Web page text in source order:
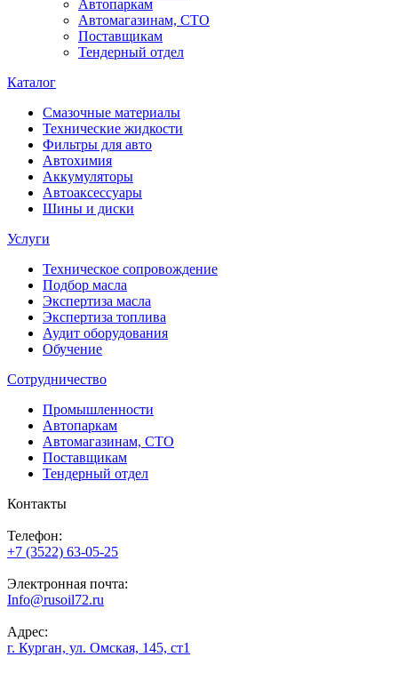
Автопаркам
Автомагазинам, СТО
Поставщикам
Тендерный отдел
Каталог
Смазочные материалы
Технические жидкости
Фильтры для авто
Автохимия
Аккумуляторы
Автоаксессуары
Шины и диски
Услуги
Техническое сопровождение
Подбор масла
Экспертиза масла
Экспертиза топлива
Аудит оборудования
Обучение
Сотрудничество
Промышленности
Автопаркам
Автомагазинам, СТО
Поставщикам
Тендерный отдел
Контакты
Телефон:
+7 (3522) 63-05-25
Электронная почта:
Info@rusoil72.ru
Адрес:
г. Курган, ул. Омская, 145, ст1